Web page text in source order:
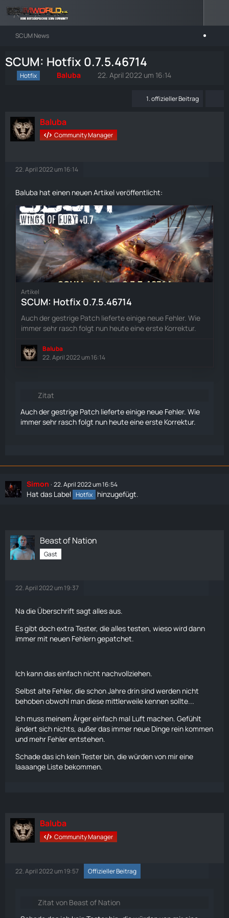
SCUM News
SCUM: Hotfix 0.7.5.46714
Hotfix Baluba 22. April 2022 um 16:14
1. offizieller Beitrag
Baluba
Community Manager
22. April 2022 um 16:14
Baluba hat einen neuen Artikel veröffentlicht:
Artikel
SCUM: Hotfix 0.7.5.46714
Auch der gestrige Patch lieferte einige neue Fehler. Wie
immer sehr rasch folgt nun heute eine erste Korrektur.
Baluba
22. April 2022 um 16:14
Zitat
Auch der gestrige Patch lieferte einige neue Fehler. Wie
immer sehr rasch folgt nun heute eine erste Korrektur.
Simon 22. April 2022 um 16:54
Hat das Label Hotfix hinzugefügt.
Beast of Nation
Gast
22. April 2022 um 19:37
Na die Überschrift sagt alles aus.
Es gibt doch extra Tester, die alles testen, wieso wird dann
immer mit neuen Fehlern gepatchet.
Ich kann das einfach nicht nachvollziehen.
Selbst alte Fehler, die schon Jahre drin sind werden nicht
behoben obwohl man diese mittlerweile kennen sollte...
Ich muss meinem Ärger einfach mal Luft machen. Gefühlt
ändert sich nichts, außer das immer neue Dinge rein kommen
und mehr Fehler entstehen.
Schade das ich kein Tester bin, die würden von mir eine
laaaange Liste bekommen.
Baluba
Community Manager
22. April 2022 um 19:57 Offizieller Beitrag
Zitat von Beast of Nation